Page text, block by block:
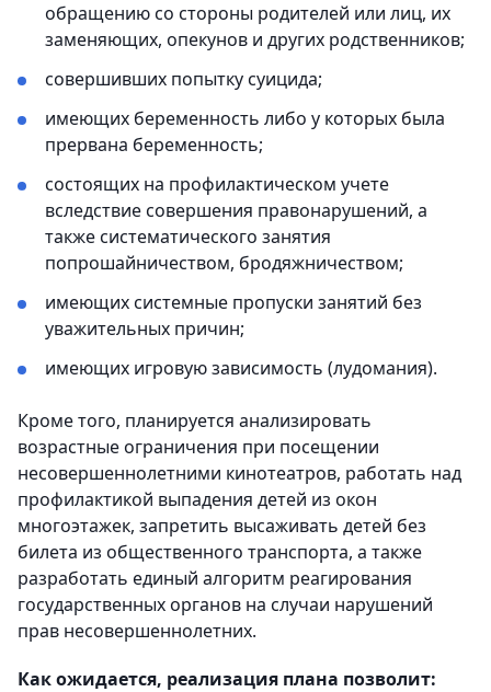
обращению со стороны родителей или лиц, их
заменяющих, опекунов и других родственников;
совершивших попытку суицида;
имеющих беременность либо у которых была
прервана беременность;
состоящих на профилактическом учете
вследствие совершения правонарушений, а
также систематического занятия
попрошайничеством, бродяжничеством;
имеющих системные пропуски занятий без
уважительных причин;
имеющих игровую зависимость (лудомания).
Кроме того, планируется анализировать
возрастные ограничения при посещении
несовершеннолетними кинотеатров, работать над
профилактикой выпадения детей из окон
многоэтажек, запретить высаживать детей без
билета из общественного транспорта, а также
разработать единый алгоритм реагирования
государственных органов на случаи нарушений
прав несовершеннолетних.
Как ожидается, реализация плана позволит: